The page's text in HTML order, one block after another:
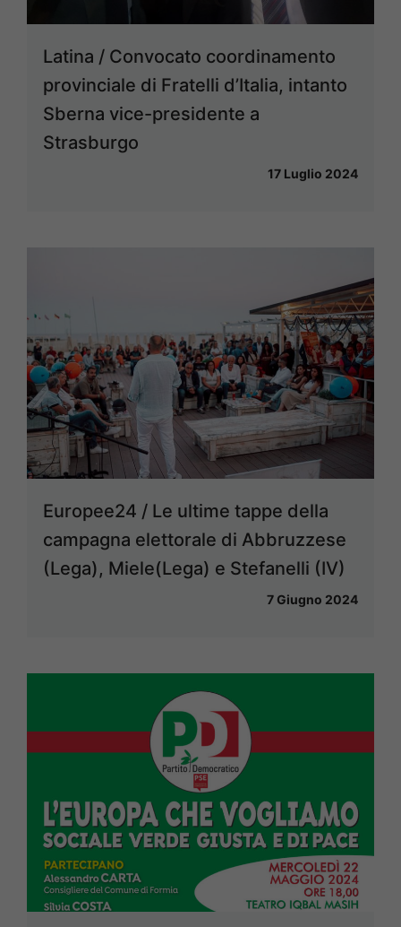
Latina / Convocato coordinamento
provinciale di Fratelli d’Italia, intanto
Sberna vice-presidente a
Strasburgo
17 Luglio 2024
Europee24 / Le ultime tappe della
campagna elettorale di Abbruzzese
(Lega), Miele(Lega) e Stefanelli (IV)
7 Giugno 2024